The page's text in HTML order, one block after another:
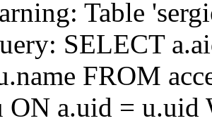
Table
SELECT
FROM
ON a.uid = u.uid